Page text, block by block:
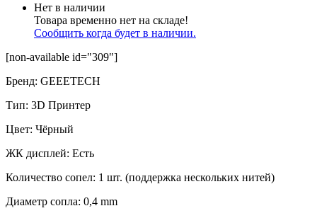
Нет в наличии
Товара временно нет на складе!
Сообщить когда будет в наличии.
[non-available id="309"]
Бренд: GEEETECH
Тип: 3D Принтер
Цвет: Чёрный
ЖК дисплей: Есть
Количество сопел: 1 шт. (поддержка нескольких нитей)
Диаметр сопла: 0,4 mm